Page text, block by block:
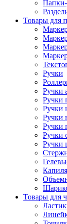
Товары для
Ручки
Ручки
Ручки
Ручки
Ручки
Ручки
Ручки
Ручки
Товары для